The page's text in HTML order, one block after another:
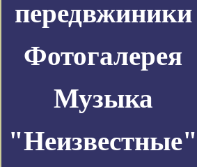
передвжиники
Фотогалерея
Музыка
"Неизвестные"